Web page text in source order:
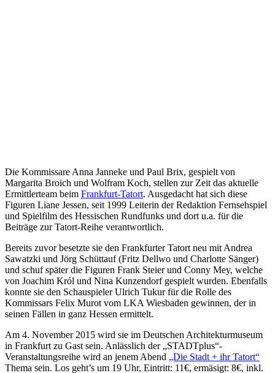
Die Kommissare Anna Janneke und Paul Brix, gespielt von
Margarita Broich und Wolfram Koch, stellen zur Zeit das aktuelle
Ermittlerteam beim Frankfurt-Tatort. Ausgedacht hat sich diese
Figuren Liane Jessen, seit 1999 Leiterin der Redaktion Fernsehspiel
und Spielfilm des Hessischen Rundfunks und dort u.a. für die
Beiträge zur Tatort-Reihe verantwortlich.
Bereits zuvor besetzte sie den Frankfurter Tatort neu mit Andrea
Sawatzki und Jörg Schüttauf (Fritz Dellwo und Charlotte Sänger)
und schuf später die Figuren Frank Steier und Conny Mey, welche
von Joachim Król und Nina Kunzendorf gespielt wurden. Ebenfalls
konnte sie den Schauspieler Ulrich Tukur für die Rolle des
Kommissars Felix Murot vom LKA Wiesbaden gewinnen, der in
seinen Fällen in ganz Hessen ermittelt.
Am 4. November 2015 wird sie im Deutschen Architekturmuseum
in Frankfurt zu Gast sein. Anlässlich der „STADTplus“-
Veranstaltungsreihe wird an jenem Abend „Die Stadt + ihr Tatort“
Thema sein. Los geht’s um 19 Uhr, Eintritt: 11€, ermäsigt: 8€, inkl.